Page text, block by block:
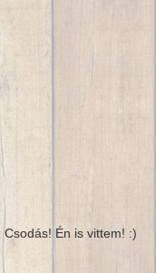
Én is vittem! :)